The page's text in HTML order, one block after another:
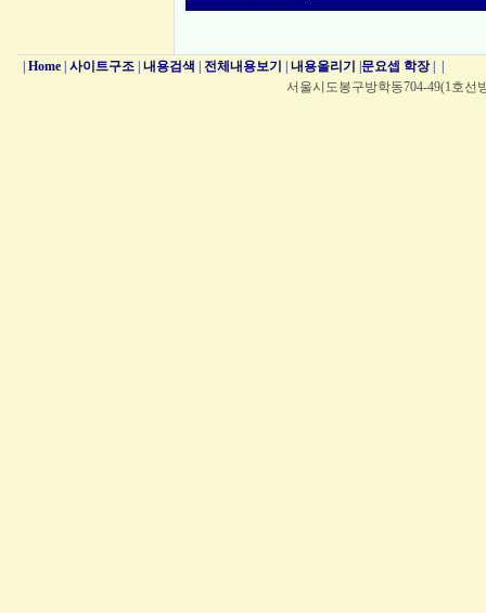
Home 사이트구조 내용검색 전체내용보기 내용올리기 문요셉 학장|
서울시도봉구방학동704-49(1호선